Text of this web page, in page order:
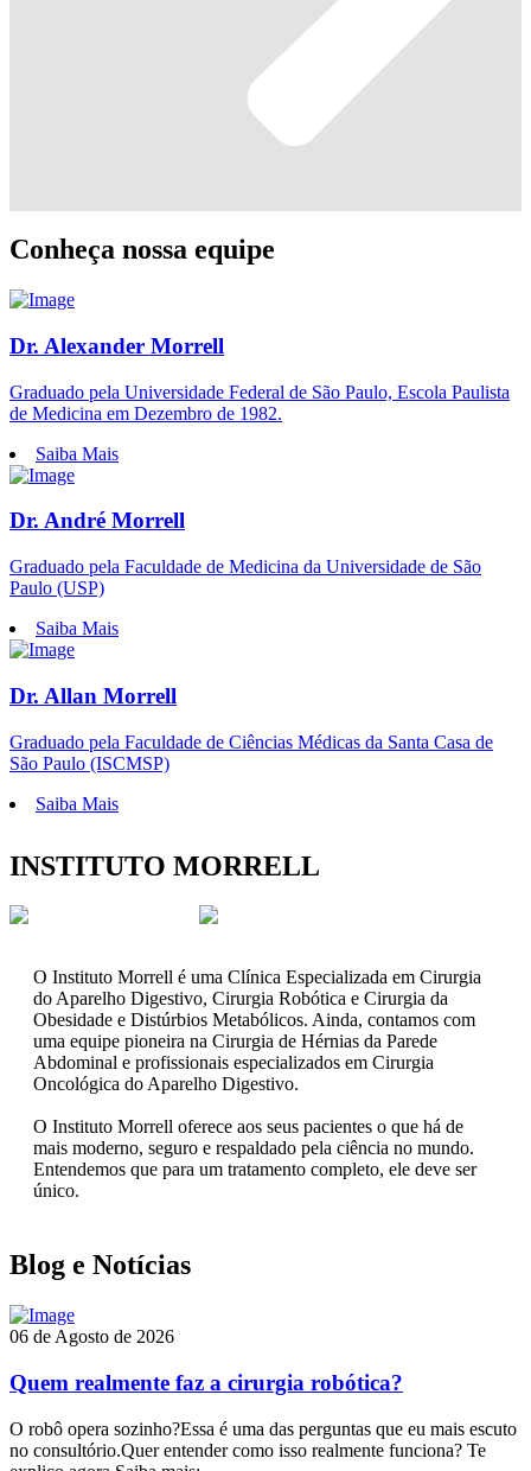
Conheça nossa equipe
Dr. Alexander Morrell
Graduado pela Universidade Federal de São Paulo, Escola Paulista
de Medicina em Dezembro de 1982.
Saiba Mais
Dr. André Morrell
Graduado pela Faculdade de Medicina da Universidade de São
Paulo (USP)
Saiba Mais
Dr. Allan Morrell
Graduado pela Faculdade de Ciências Médicas da Santa Casa de
São Paulo (ISCMSP)
Saiba Mais
INSTITUTO MORRELL
O Instituto Morrell é uma Clínica Especializada em Cirurgia
do Aparelho Digestivo, Cirurgia Robótica e Cirurgia da
Obesidade e Distúrbios Metabólicos. Ainda, contamos com
uma equipe pioneira na Cirurgia de Hérnias da Parede
Abdominal e profissionais especializados em Cirurgia
Oncológica do Aparelho Digestivo.
O Instituto Morrell oferece aos seus pacientes o que há de
mais moderno, seguro e respaldado pela ciência no mundo.
Entendemos que para um tratamento completo, ele deve ser
único.
Blog e Notícias
06 de Agosto de 2026
Quem realmente faz a cirurgia robótica?
O robô opera sozinho?Essa é uma das perguntas que eu mais escuto
no consultório.Quer entender como isso realmente funciona? Te